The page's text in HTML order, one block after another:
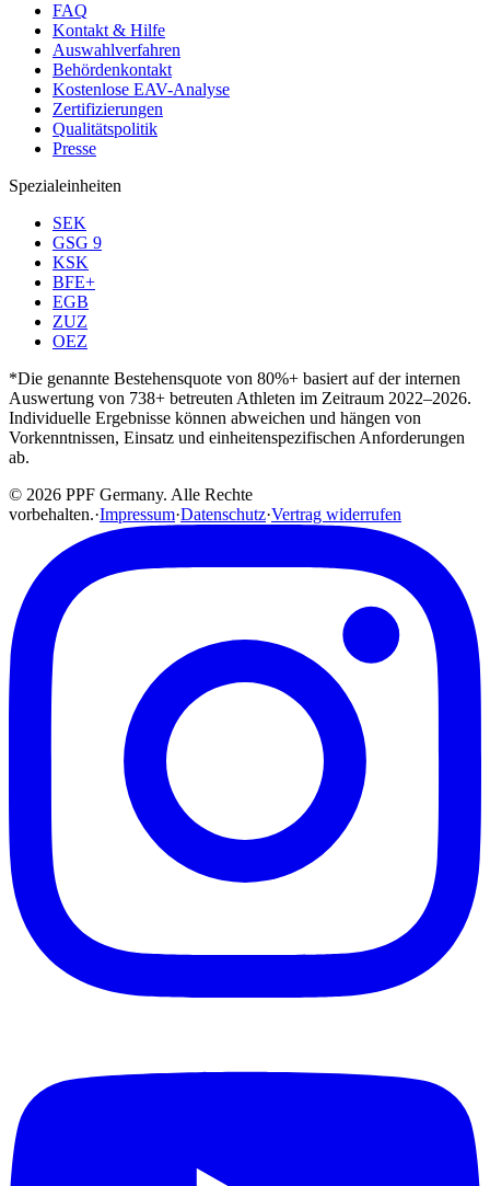
FAQ
Kontakt & Hilfe
Auswahlverfahren
Behördenkontakt
Kostenlose EAV-Analyse
Zertifizierungen
Qualitätspolitik
Presse
Spezialeinheiten
SEK
GSG 9
KSK
BFE+
EGB
ZUZ
OEZ
*Die genannte Bestehensquote von 80%+ basiert auf der internen
Auswertung von 738+ betreuten Athleten im Zeitraum 2022–2026.
Individuelle Ergebnisse können abweichen und hängen von
Vorkenntnissen, Einsatz und einheitenspezifischen Anforderungen
ab.
© 2026 PPF Germany. Alle Rechte
vorbehalten.·Impressum·Datenschutz·Vertrag widerrufen